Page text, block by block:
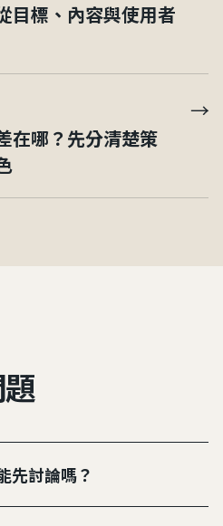
目標、內容與使用者
在哪？先分清楚策
→
先討論嗎？